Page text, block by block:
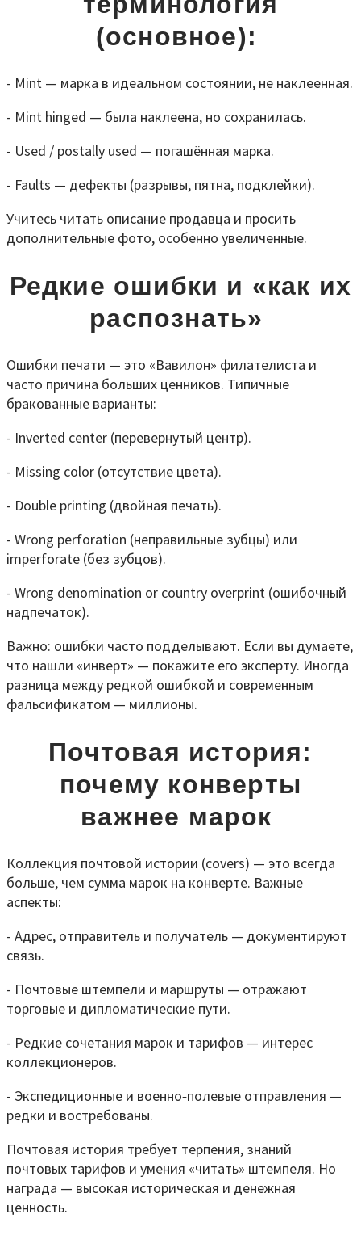
(основное):
- Mint — марка в идеальном состоянии, не наклеенная.
- Mint hinged — была наклеена, но сохранилась.
- Used / postally used — погашённая марка.
- Faults — дефекты (разрывы, пятна, подклейки).
Учитесь читать описание продавца и просить
дополнительные фото, особенно увеличенные.
Редкие ошибки и «как их
распознать»
Ошибки печати — это «Вавилон» филателиста и
часто причина больших ценников. Типичные
бракованные варианты:
- Inverted center (перевернутый центр).
- Missing color (отсутствие цвета).
- Double printing (двойная печать).
- Wrong perforation (неправильные зубцы) или
imperforate (без зубцов).
- Wrong denomination or country overprint (ошибочный
надпечаток).
Важно: ошибки часто подделывают. Если вы думаете,
что нашли «инверт» — покажите его эксперту. Иногда
разница между редкой ошибкой и современным
фальсификатом — миллионы.
Почтовая история:
почему конверты
важнее марок
Коллекция почтовой истории (covers) — это всегда
больше, чем сумма марок на конверте. Важные
аспекты:
- Адрес, отправитель и получатель — документируют
связь.
- Почтовые штемпели и маршруты — отражают
торговые и дипломатические пути.
- Редкие сочетания марок и тарифов — интерес
коллекционеров.
- Экспедиционные и военно‑полевые отправления —
редки и востребованы.
Почтовая история требует терпения, знаний
почтовых тарифов и умения «читать» штемпеля. Но
награда — высокая историческая и денежная
ценность.